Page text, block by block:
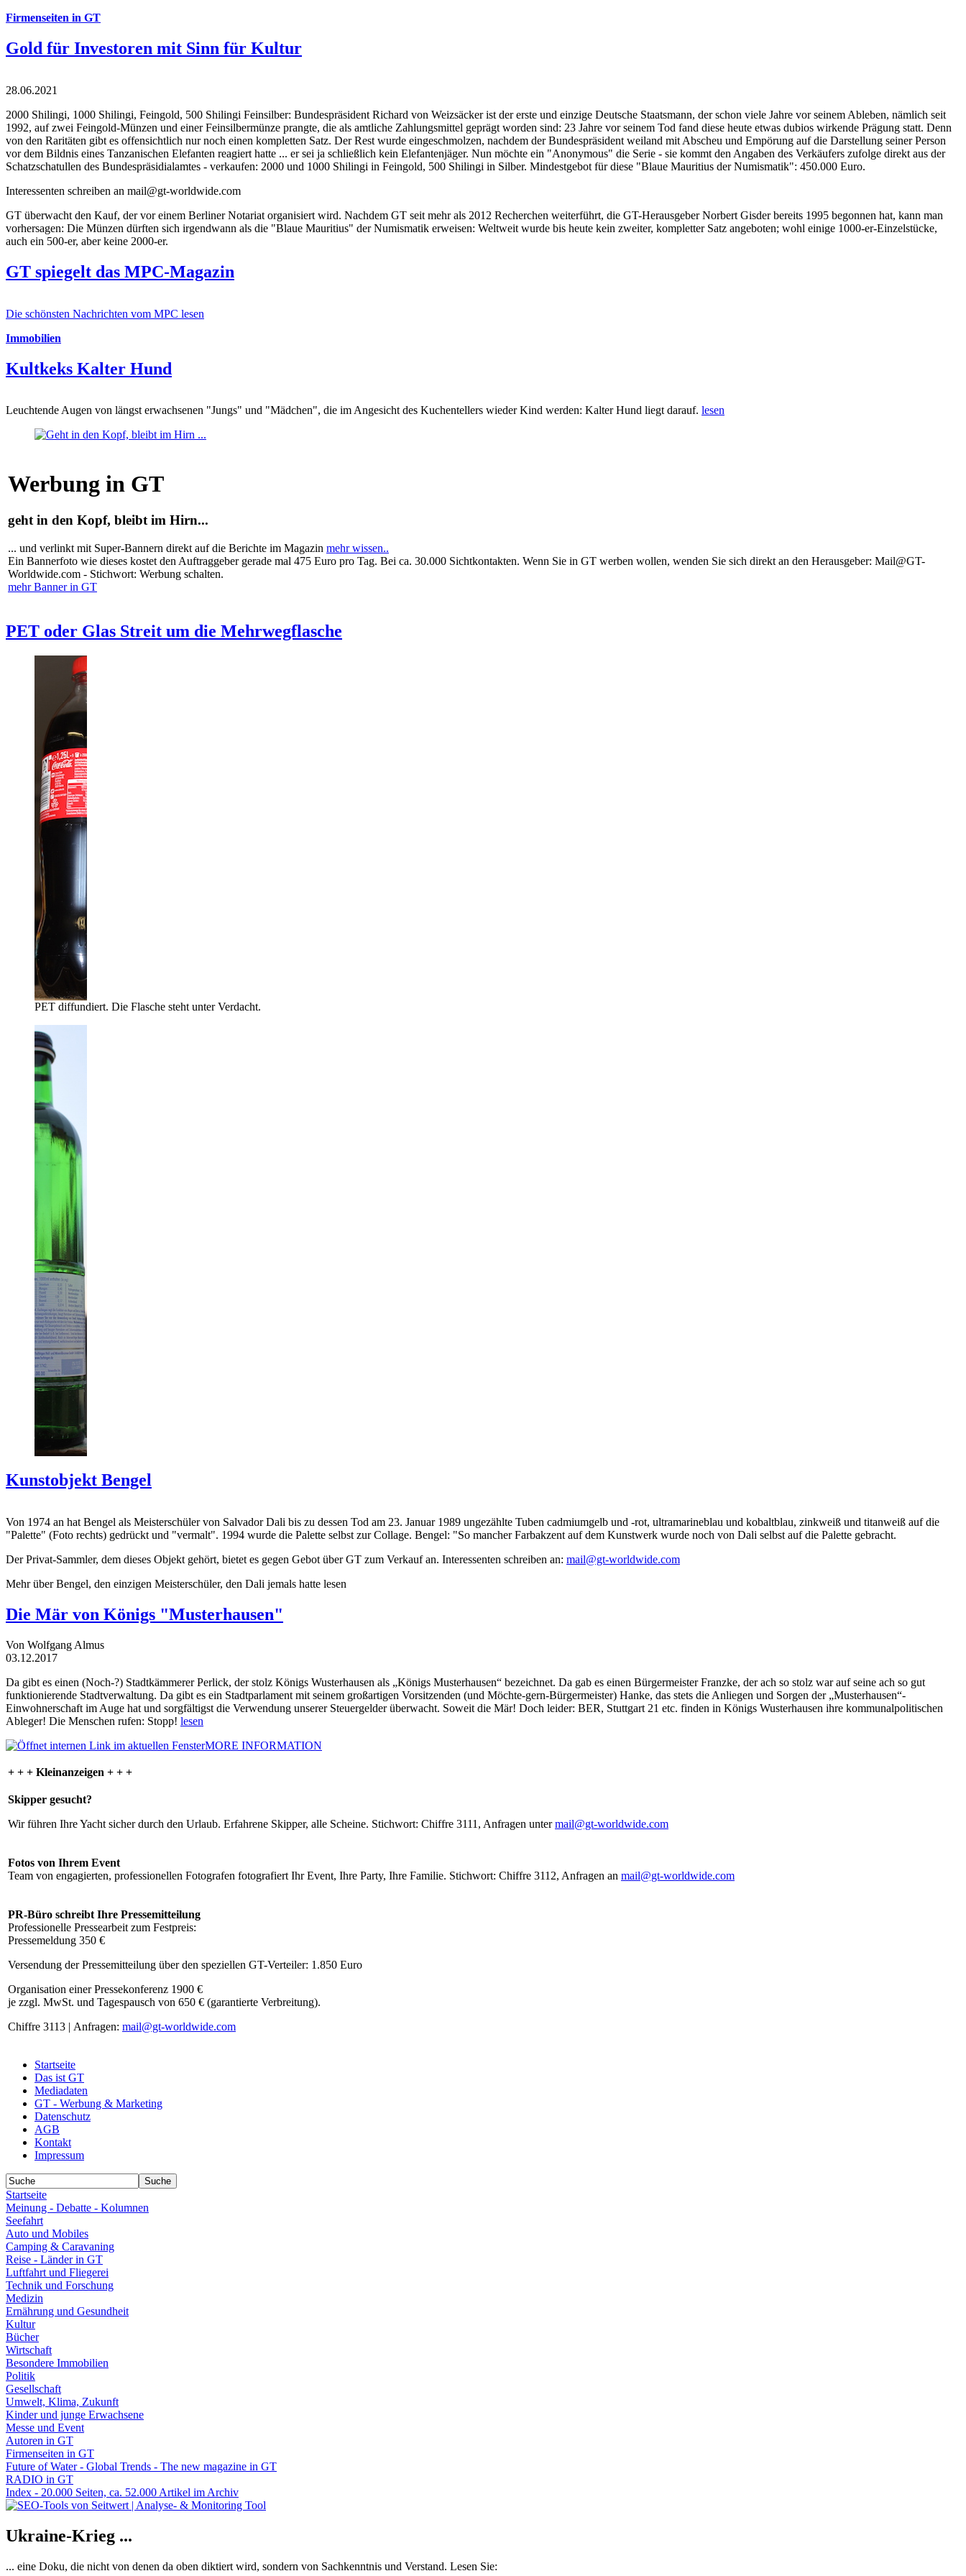
Firmenseiten in GT
Gold für Investoren mit Sinn für Kultur
28.06.2021
2000 Shilingi, 1000 Shilingi, Feingold, 500 Shilingi Feinsilber: Bundespräsident Richard von Weizsäcker ist der erste und einzige Deutsche Staatsmann, der schon viele Jahre vor seinem Ableben, nämlich seit
1992, auf zwei Feingold-Münzen und einer Feinsilbermünze prangte, die als amtliche Zahlungsmittel geprägt worden sind: 23 Jahre vor seinem Tod fand diese heute etwas dubios wirkende Prägung statt. Denn
von den Raritäten gibt es offensichtlich nur noch einen kompletten Satz. Der Rest wurde eingeschmolzen, nachdem der Bundespräsident weiland mit Abscheu und Empörung auf die Darstellung seiner Person
vor dem Bildnis eines Tanzanischen Elefanten reagiert hatte ... er sei ja schließlich kein Elefantenjäger. Nun möchte ein "Anonymous" die Serie - sie kommt den Angaben des Verkäufers zufolge direkt aus der
Schatzschatullen des Bundespräsidialamtes - verkaufen: 2000 und 1000 Shilingi in Feingold, 500 Shilingi in Silber. Mindestgebot für diese "Blaue Mauritius der Numismatik": 450.000 Euro.
Interessenten schreiben an mail@gt-worldwide.com
GT überwacht den Kauf, der vor einem Berliner Notariat organisiert wird. Nachdem GT seit mehr als 2012 Recherchen weiterführt, die GT-Herausgeber Norbert Gisder bereits 1995 begonnen hat, kann man
vorhersagen: Die Münzen dürften sich irgendwann als die "Blaue Mauritius" der Numismatik erweisen: Weltweit wurde bis heute kein zweiter, kompletter Satz angeboten; wohl einige 1000-er-Einzelstücke,
auch ein 500-er, aber keine 2000-er.
GT spiegelt das MPC-Magazin
Die schönsten Nachrichten vom MPC lesen
Immobilien
Kultkeks Kalter Hund
Leuchtende Augen von längst erwachsenen "Jungs" und "Mädchen", die im Angesicht des Kuchentellers wieder Kind werden: Kalter Hund liegt darauf. lesen
Werbung in GT
geht in den Kopf, bleibt im Hirn...
... und verlinkt mit Super-Bannern direkt auf die Berichte im Magazin mehr wissen..
Ein Bannerfoto wie dieses kostet den Auftraggeber gerade mal 475 Euro pro Tag. Bei ca. 30.000 Sichtkontakten. Wenn Sie in GT werben wollen, wenden Sie sich direkt an den Herausgeber: Mail@GT-
Worldwide.com - Stichwort: Werbung schalten.
mehr Banner in GT
PET oder Glas Streit um die Mehrwegflasche
PET diffundiert. Die Flasche steht unter Verdacht.
Kunstobjekt Bengel
Von 1974 an hat Bengel als Meisterschüler von Salvador Dali bis zu dessen Tod am 23. Januar 1989 ungezählte Tuben cadmiumgelb und -rot, ultramarineblau und kobaltblau, zinkweiß und titanweiß auf die
"Palette" (Foto rechts) gedrückt und "vermalt". 1994 wurde die Palette selbst zur Collage. Bengel: "So mancher Farbakzent auf dem Kunstwerk wurde noch von Dali selbst auf die Palette gebracht.
Der Privat-Sammler, dem dieses Objekt gehört, bietet es gegen Gebot über GT zum Verkauf an. Interessenten schreiben an: mail@gt-worldwide.com
Mehr über Bengel, den einzigen Meisterschüler, den Dali jemals hatte lesen
Die Mär von Königs "Musterhausen"
Von Wolfgang Almus
03.12.2017
Da gibt es einen (Noch-?) Stadtkämmerer Perlick, der stolz Königs Wusterhausen als „Königs Musterhausen“ bezeichnet. Da gab es einen Bürgermeister Franzke, der ach so stolz war auf seine ach so gut
funktionierende Stadtverwaltung. Da gibt es ein Stadtparlament mit seinem großartigen Vorsitzenden (und Möchte-gern-Bürgermeister) Hanke, das stets die Anliegen und Sorgen der „Musterhausen“-
Einwohnerschaft im Auge hat und sorgfältigst die Verwendung unserer Steuergelder überwacht. Soweit die Mär! Doch leider: BER, Stuttgart 21 etc. finden in Königs Wusterhausen ihre kommunalpolitischen
Ableger! Die Menschen rufen: Stopp! lesen
MORE INFORMATION
+ + + Kleinanzeigen + + +
Skipper gesucht?
Wir führen Ihre Yacht sicher durch den Urlaub. Erfahrene Skipper, alle Scheine. Stichwort: Chiffre 3111, Anfragen untermail@gt-worldwide.com
Fotos von Ihrem Event
Team von engagierten, professionellen Fotografen fotografiert Ihr Event, Ihre Party, Ihre Familie. Stichwort: Chiffre 3112, Anfragen an mail@gt-worldwide.com
PR-Büro schreibt Ihre Pressemitteilung
Professionelle Pressearbeit zum Festpreis:
Pressemeldung 350 €
Versendung der Pressemitteilung über den speziellen GT-Verteiler: 1.850 Euro
Organisation einer Pressekonferenz 1900 €
je zzgl. MwSt. und Tagespausch von 650 € (garantierte Verbreitung).
Chiffre 3113 | Anfragen: mail@gt-worldwide.com
Startseite
Das ist GT
Mediadaten
GT - Werbung & Marketing
Datenschutz
AGB
Kontakt
Impressum
Startseite
Meinung - Debatte - Kolumnen
Seefahrt
Auto und Mobiles
Camping & Caravaning
Reise - Länder in GT
Luftfahrt und Fliegerei
Technik und Forschung
Medizin
Ernährung und Gesundheit
Kultur
Bücher
Wirtschaft
Besondere Immobilien
Politik
Gesellschaft
Umwelt, Klima, Zukunft
Kinder und junge Erwachsene
Messe und Event
Autoren in GT
Firmenseiten in GT
Future of Water - Global Trends - The new magazine in GT
RADIO in GT
Index - 20.000 Seiten, ca. 52.000 Artikel im Archiv
Ukraine-Krieg ...
... eine Doku, die nicht von denen da oben diktiert wird, sondern von Sachkenntnis und Verstand. Lesen Sie: